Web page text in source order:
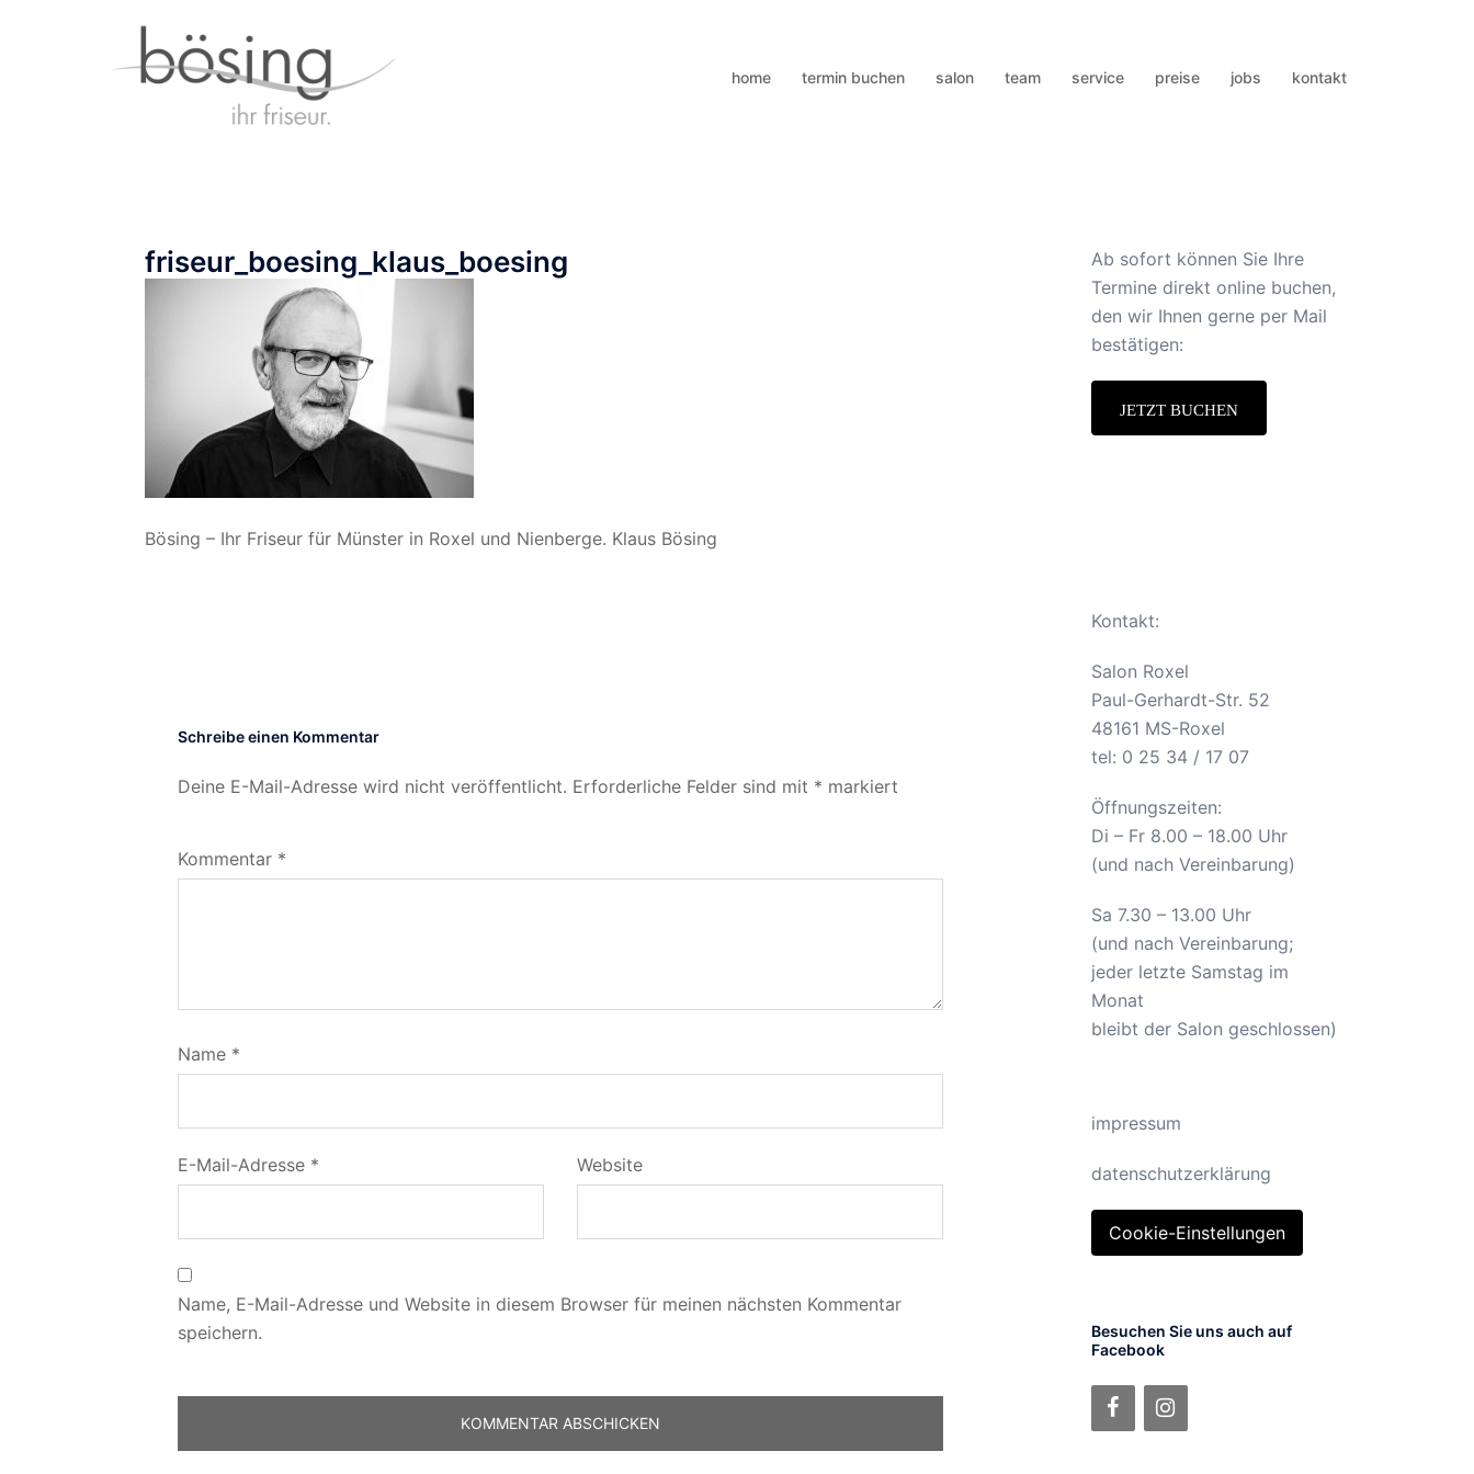
home termin buchen salon team service preise jobs kontakt
friseur_boesing_klaus_boesing
Bösing – Ihr Friseur für Münster in Roxel und Nienberge. Klaus Bösing
Schreibe einen Kommentar
Deine E-Mail-Adresse wird nicht veröffentlicht. Erforderliche Felder sind mit * markiert
Kommentar *
Name *
E-Mail-Adresse * Website
Name, E-Mail-Adresse und Website in diesem Browser für meinen nächsten Kommentar
speichern.
Ab sofort können Sie Ihre
Termine direkt online buchen,
den wir Ihnen gerne per Mail
bestätigen:
JETZT BUCHEN
Kontakt:
Salon Roxel
Paul-Gerhardt-Str. 52
48161 MS-Roxel
tel: 0 25 34 / 17 07
Öffnungszeiten:
Di – Fr 8.00 – 18.00 Uhr
(und nach Vereinbarung)
Sa 7.30 – 13.00 Uhr
(und nach Vereinbarung;
jeder letzte Samstag im
Monat
bleibt der Salon geschlossen)
impressum
datenschutzerklärung
Cookie-Einstellungen
Besuchen Sie uns auch auf
Facebook